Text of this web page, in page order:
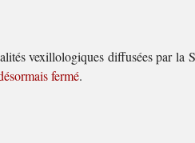
vexillologiques diffusées par la
fermé.